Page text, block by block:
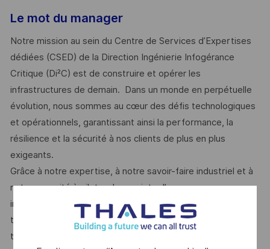
Le mot du manager
Notre mission au sein du Centre de Services d’Expertises
dédiées (CSED) de la Direction Ingénierie Infogérance
Critique (Di²C) est de construire et opérer les
infrastructures de demain. Dans un monde en perpétuelle
évolution, nous sommes au cœur des défis technologiques
et opérationnels, garantissant ainsi la performance, la
résilience et la sécurité à nos clients de plus en plus
exigeants.
Grâce à notre expertise, à notre savoir-faire industriel et à
notre capacité à piloter des projets d’envergure, nous
innovons chaque jour pour repousser les limites de la
technologie et assurer la haute disponibilité des services à
tous nos clients (internes ou externes).